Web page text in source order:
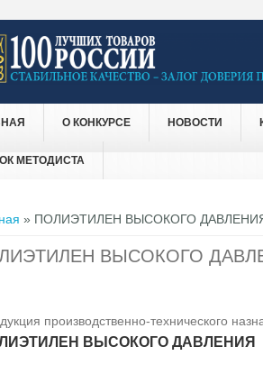
О КОНКУРСЕ НОВОСТИ
МЕТОДИСТА
» ПОЛИЭТИЛЕН ВЫСОКОГО
ВЫСОКОГО
производственно-технического
ВЫСОКОГО ДАВЛЕНИЯ